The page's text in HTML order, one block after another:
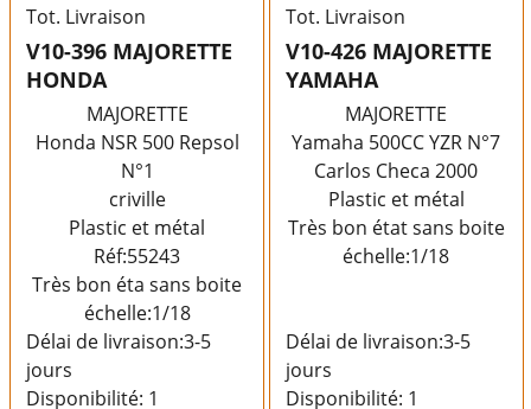
Tot. Livraison
V10-396 MAJORETTE
HONDA
MAJORETTE
Honda NSR 500 Repsol
N°1
criville
Plastic et métal
Réf:55243
Très bon éta sans boite
échelle:1/18
Délai de livraison:3-5
jours
Disponibilité: 1
Tot. Livraison
V10-426 MAJORETTE
YAMAHA
MAJORETTE
Yamaha 500CC YZR N°7
Carlos Checa 2000
Plastic et métal
Très bon état sans boite
échelle:1/18
Délai de livraison:3-5
jours
Disponibilité: 1